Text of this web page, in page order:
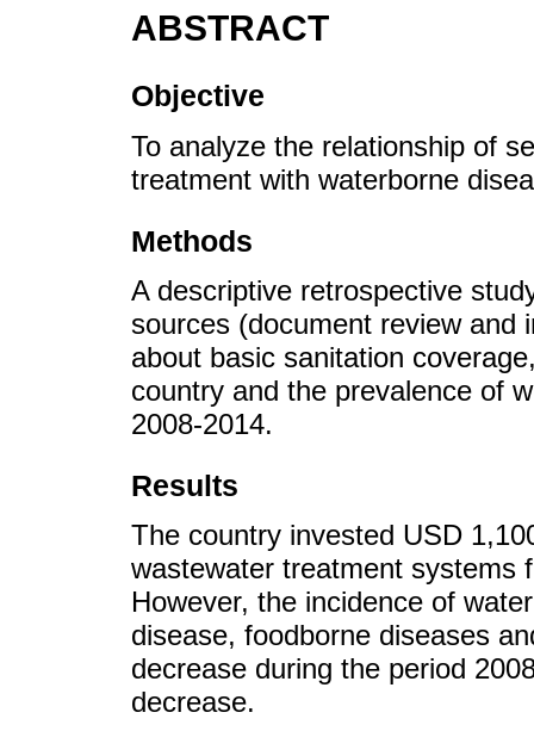
ABSTRACT
Objective
To analyze the relationship of
treatment with waterborne
Methods
A descriptive retrospective
sources (document review and
about basic sanitation
country and the prevalence of
2008-2014.
Results
The country invested USD
wastewater treatment systems
However, the incidence of
disease, foodborne diseases
decrease during the period
decrease.